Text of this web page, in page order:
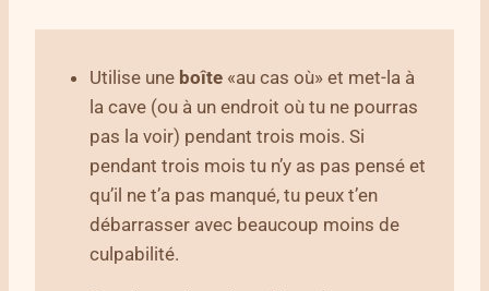
Utilise une boîte «au cas où» et met-la à
la cave (ou à un endroit où tu ne pourras
pas la voir) pendant trois mois. Si
pendant trois mois tu n’y as pas pensé et
qu’il ne t’a pas manqué, tu peux t’en
débarrasser avec beaucoup moins de
culpabilité.